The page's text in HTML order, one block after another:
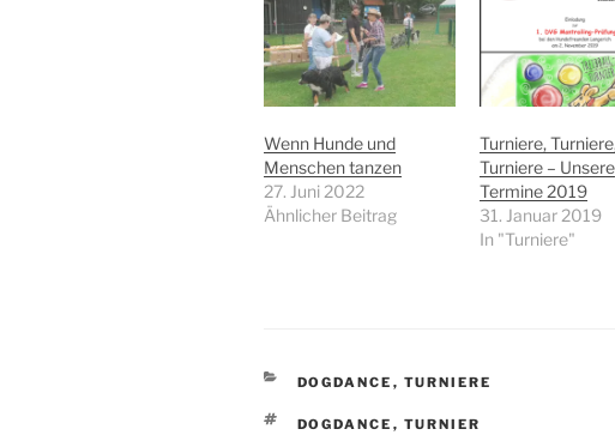
Wenn Hunde und
Menschen tanzen
27. Juni 2022
Ähnlicher Beitrag
Turniere,
Turniere – Unsere
Termine 2019
31. Januar 2019
In "Turniere"
KATEGORIEN
DOGDANCE , TURNIERE
SCHLAGWÖRTER
DOGDANCE , TURNIER